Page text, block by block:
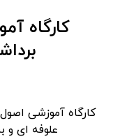
کارگاه
کارگاه آموزشی
علوفه ای و بررسی ۸ رقم